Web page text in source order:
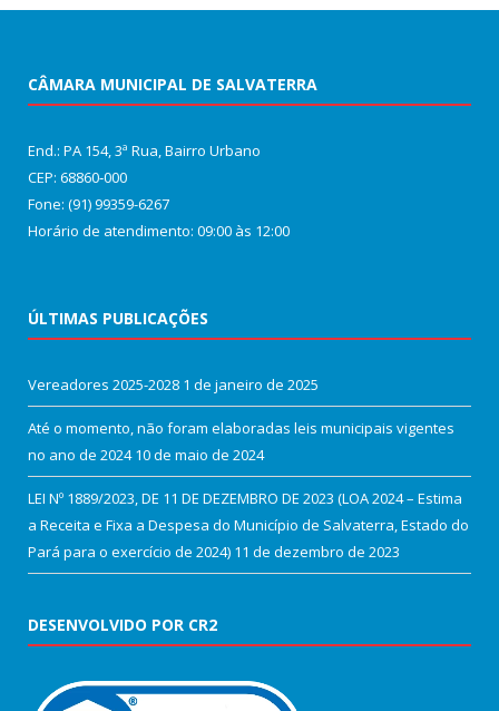
CÂMARA MUNICIPAL DE SALVATERRA
End.: PA 154, 3ª Rua, Bairro Urbano
CEP: 68860‑000
Fone: (91) 99359-6267
Horário de atendimento: 09:00 às 12:00
ÚLTIMAS PUBLICAÇÕES
Vereadores 2025-2028 1 de janeiro de 2025
Até o momento, não foram elaboradas leis municipais vigentes
no ano de 2024 10 de maio de 2024
LEI Nº 1889/2023, DE 11 DE DEZEMBRO DE 2023 (LOA 2024 – Estima
a Receita e Fixa a Despesa do Município de Salvaterra, Estado do
Pará para o exercício de 2024) 11 de dezembro de 2023
DESENVOLVIDO POR CR2